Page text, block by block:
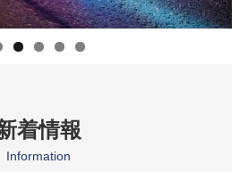
着情報
Information